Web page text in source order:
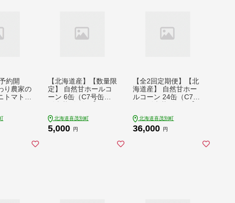
約開
り農家の
マト・
トマト
マト 野
【北海道産】【数量限
定】 自然甘ホールコ
ーン 6缶（C7号缶）
コーン缶 とうもろこ
し トウモロコシ 北海
北海道喜茂別町
5,000 円
【全2回定期便】【北
海道産】 自然甘ホー
ルコーン 24缶（C7号
ーン コーン缶 とうも
ろこし トウモロコシ
北海道喜茂別町
36,000 円